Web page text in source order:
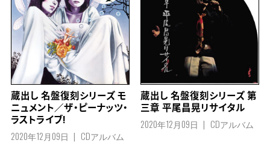
蔵出し 名盤復刻シリーズ モ
ニュメント／ザ・ピーナッツ・
ラストライブ!
2020年12月09日 CDアルバム
蔵出し 名盤復刻シリーズ 第
三章 平尾昌晃リサイタル
2020年12月09日 CDアルバム